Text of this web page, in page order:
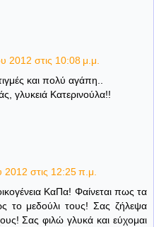
2012 στις 10:08 μ.μ.
και πολύ αγάπη..
γλυκειά Κατερινούλα!!
2012 στις 12:25 π.μ.
ΚαΠα! Φαίνεται πως τα
το μεδούλι τους! Σας ζήλεψα
Σας φιλώ γλυκά και εύχομαι